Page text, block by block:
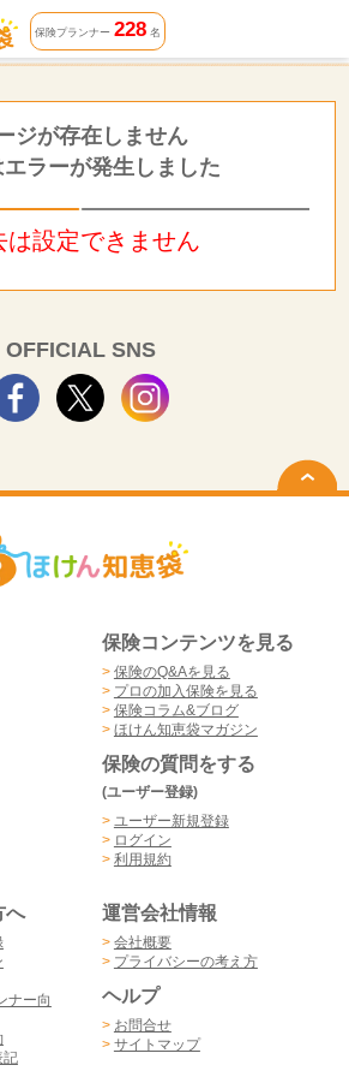
保険プランナー 228名
ジが存在しません
エラーが発生しました
は設定できません
OFFICIAL SNS
保険コンテンツを見る
> 保険のQ&Aを見る
> プロの加入保険を見る
> 保険コラム&ブログ
> ほけん知恵袋マガジン
保険の質問をする
(ユーザー登録)
> ユーザー新規登録
> ログイン
> 利用規約
へ
ナー向
記
運営会社情報
> 会社概要
> プライバシーの考え方
ヘルプ
> お問合せ
> サイトマップ